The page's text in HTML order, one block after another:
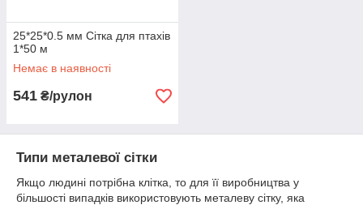
25*25*0.5 мм Сітка для птахів
1*50 м
Немає в наявності
541 ₴/рулон
Типи металевої сітки
Якщо людині потрібна клітка, то для її виробництва у
більшості випадків використовують металеву сітку, яка